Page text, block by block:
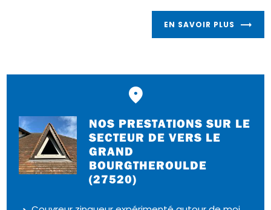
EN SAVOIR PLUS
NOS PRESTATIONS SUR LE
SECTEUR DE VERS LE
GRAND
BOURGTHEROULDE
(27520)